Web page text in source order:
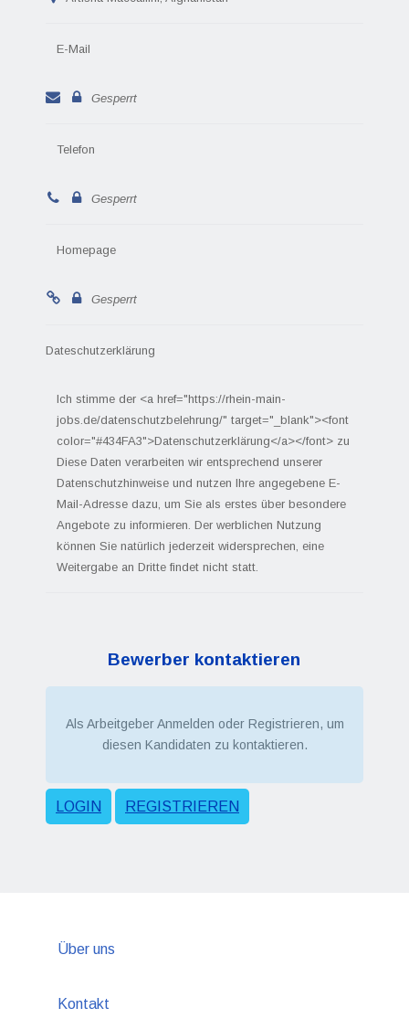
E-Mail
Gesperrt
Telefon
Gesperrt
Homepage
Gesperrt
Dateschutzerklärung
Ich stimme der <a href="https://rhein-main-
jobs.de/datenschutzbelehrung/" target="_blank"><font
color="#434FA3">Datenschutzerklärung</a></font> zu
Diese Daten verarbeiten wir entsprechend unserer
Datenschutzhinweise und nutzen Ihre angegebene E-
Mail-Adresse dazu, um Sie als erstes über besondere
Angebote zu informieren. Der werblichen Nutzung
können Sie natürlich jederzeit widersprechen, eine
Weitergabe an Dritte findet nicht statt.
Bewerber kontaktieren
Als Arbeitgeber Anmelden oder Registrieren, um
diesen Kandidaten zu kontaktieren.
LOGIN REGISTRIEREN
Über uns
Kontakt